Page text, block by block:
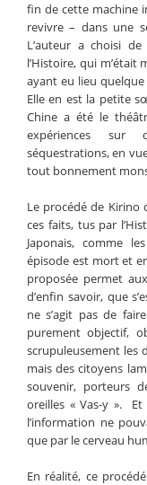
fin de cette machine
revivre – dans une
L’auteur a choisi
l’Histoire, qui m’était
ayant eu lieu
Elle en est la petite
Chine a été le
expériences sur
séquestrations, en
tout bonnement
Le procédé de Kirino
ces faits, tus par
Japonais, comme
épisode est mort et
proposée permet
d’enfin savoir, que
ne s’agit pas de
purement objectif,
scrupuleusement les
mais des citoyens
souvenir, porteurs
oreilles « Vas-y ».
l’information ne
que par le cerveau
En réalité, ce